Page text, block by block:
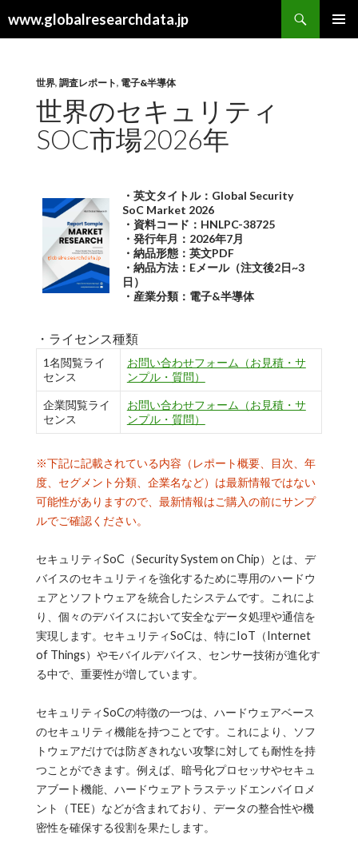
www.globalresearchdata.jp
索
世界, 調査レポート, 電子&半導体
世界のセキュリティ
SOC市場2026年
・英文タイトル：Global Security
SoC Market 2026
・資料コード：HNLPC-38725
・発行年月：2026年7月
・納品形態：英文PDF
・納品方法：Eメール（注文後2日~3
日）
・産業分類：電子&半導体
・ライセンス種類
1名閲覧ライ
センス
お問い合わせフォーム（お見積・サ
ンプル・質問）
企業閲覧ライ
センス
お問い合わせフォーム（お見積・サ
ンプル・質問）
※下記に記載されている内容（レポート概要、目次、年
度、セグメント分類、企業名など）は最新情報ではない
可能性がありますので、最新情報はご購入の前にサンプ
ルでご確認ください。
セキュリティSoC（Security System on Chip）とは、デ
バイスのセキュリティを強化するために専用のハードウ
ェアとソフトウェアを統合したシステムです。これによ
り、個々のデバイスにおいて安全なデータ処理や通信を
実現します。セキュリティSoCは、特にIoT（Internet
of Things）やモバイルデバイス、センサー技術が進化す
る中で、重要性が増しています。
セキュリティSoCの特徴の一つは、ハードウェアベース
のセキュリティ機能を持つことです。これにより、ソフ
トウェアだけでは防ぎきれない攻撃に対しても耐性を持
つことができます。例えば、暗号化プロセッサやセキュ
アブート機能、ハードウェアトラステッドエンバイロメ
ント（TEE）などが含まれており、データの整合性や機
密性を確保する役割を果たします。